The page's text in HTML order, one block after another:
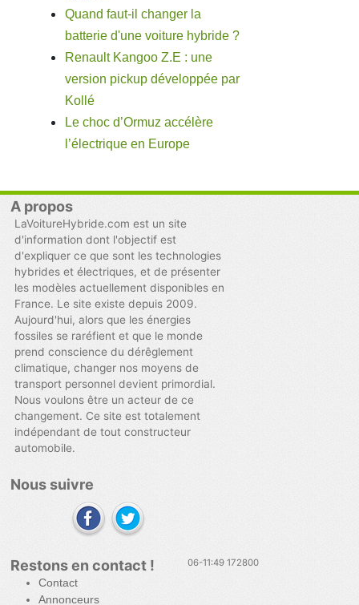
Quand faut-il changer la
batterie d'une voiture hybride ?
Renault Kangoo Z.E : une
version pickup développée par
Kollé
Le choc d’Ormuz accélère
l’électrique en Europe
A propos
LaVoitureHybride.com est un site
d'information dont l'objectif est
d'expliquer ce que sont les technologies
hybrides et électriques, et de présenter
les modèles actuellement disponibles en
France. Le site existe depuis 2009.
Aujourd'hui, alors que les énergies
fossiles se raréfient et que le monde
prend conscience du dérêglement
climatique, changer nos moyens de
transport personnel devient primordial.
Nous voulons être un acteur de ce
changement. Ce site est totalement
indépendant de tout constructeur
automobile.
Nous suivre
Restons en contact !
Contact
Annonceurs
06-11:49 172800